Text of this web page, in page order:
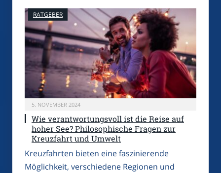
RATGEBER
5. NOVEMBER 2024
Wie verantwortungsvoll ist die Reise auf
hoher See? Philosophische Fragen zur
Kreuzfahrt und Umwelt
Kreuzfahrten bieten eine faszinierende
Möglichkeit, verschiedene Regionen und